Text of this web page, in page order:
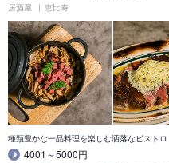
居酒屋 恵比寿
種類豊かな一品料理を楽しむ洒落なビストロ
4001～5000円